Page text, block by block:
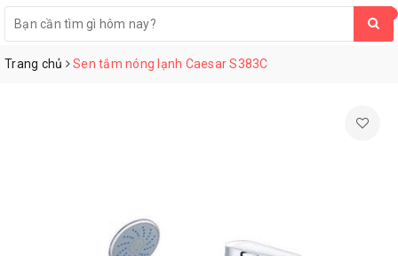
Trang chủ Sen tắm nóng lạnh Caesar S383C